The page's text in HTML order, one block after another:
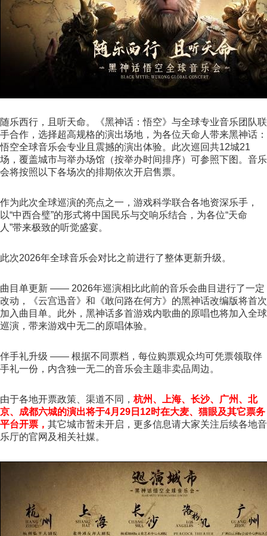
随乐西行，且听天命。《黑神话：悟空》与全球专业音乐团队联
手合作，选择超高规格的演出场地，为各位天命人带来黑神话：
悟空全球音乐会专业且震撼的演出体验。此次巡回共12城21
场，覆盖城市与举办场馆（按举办时间排序）可参照下图。音乐
会将按照以下各场次的排期依次开启售票。
作为此次全球巡演的亮点之一，游戏科学联合各地资深乐手，
以“中西合璧”的形式将中国民乐与交响乐结合，为各位“天命
人”带来极致的听觉盛宴。
此次2026年全球音乐会对比之前进行了整体更新升级。
曲目单更新 —— 2026年巡演相比此前的音乐会曲目进行了一定
改动，《云宫迅音》和《敢问路在何方》的黑神话改编版将首次
加入曲目单。此外，黑神话多首游戏内歌曲的原唱也将加入全球
巡演，带来游戏中无二的原唱体验。
伴手礼升级 —— 根据不同票档，每位购票观众均可凭票领取伴
手礼一份，内含独一无二的音乐会主题非卖品周边。
由于各地开票政策、渠道不同， 杭州、上海、长沙、广州、北
京、成都六城的演出将于4月29日12时在大麦、猫眼及其它票务
平台开票， 其它城市暂未开启，更多信息请大家关注后续各地音
乐厅的官网及相关社媒。